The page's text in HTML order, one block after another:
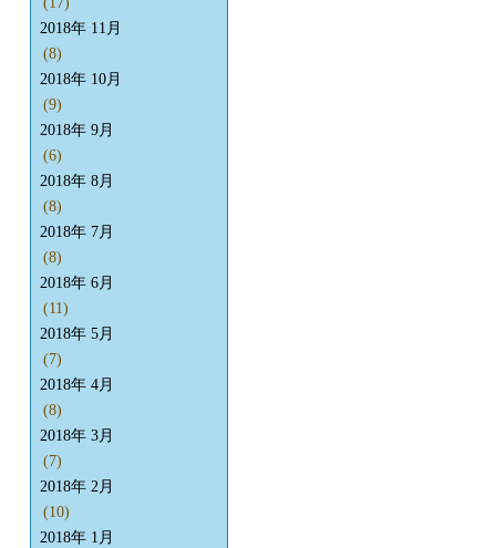
2018年 11月
(8)
2018年 10月
(9)
2018年 9月
(6)
2018年 8月
(8)
2018年 7月
(8)
2018年 6月
(11)
2018年 5月
(7)
2018年 4月
(8)
2018年 3月
(7)
2018年 2月
(10)
2018年 1月